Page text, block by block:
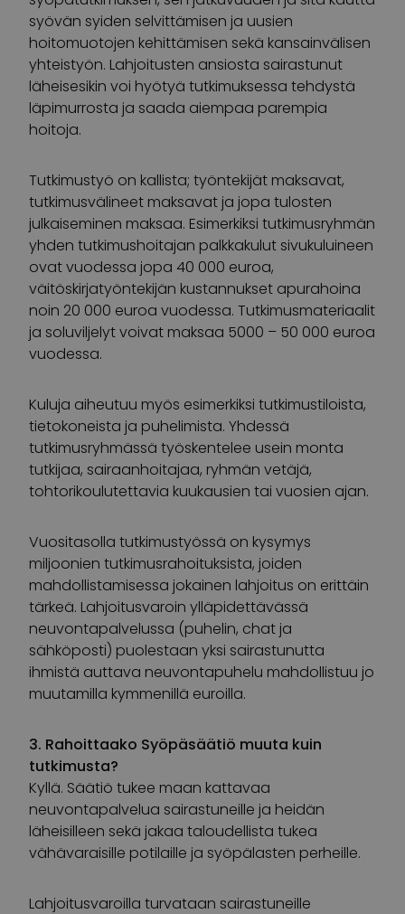
syövän syiden selvittämisen ja uusien
hoitomuotojen kehittämisen sekä kansainvälisen
yhteistyön. Lahjoitusten ansiosta sairastunut
läheisesikin voi hyötyä tutkimuksessa tehdystä
läpimurrosta ja saada aiempaa parempia
hoitoja.
Tutkimustyö on kallista; työntekijät maksavat,
tutkimusvälineet maksavat ja jopa tulosten
julkaiseminen maksaa. Esimerkiksi tutkimusryhmän
yhden tutkimushoitajan palkkakulut sivukuluineen
ovat vuodessa jopa 40 000 euroa,
väitöskirjatyöntekijän kustannukset apurahoina
noin 20 000 euroa vuodessa. Tutkimusmateriaalit
ja soluviljelyt voivat maksaa 5000 – 50 000 euroa
vuodessa.
Kuluja aiheutuu myös esimerkiksi tutkimustiloista,
tietokoneista ja puhelimista. Yhdessä
tutkimusryhmässä työskentelee usein monta
tutkijaa, sairaanhoitajaa, ryhmän vetäjä,
tohtorikoulutettavia kuukausien tai vuosien ajan.
Vuositasolla tutkimustyössä on kysymys
miljoonien tutkimusrahoituksista, joiden
mahdollistamisessa jokainen lahjoitus on erittäin
tärkeä. Lahjoitusvaroin ylläpidettävässä
neuvontapalvelussa (puhelin, chat ja
sähköposti) puolestaan yksi sairastunutta
ihmistä auttava neuvontapuhelu mahdollistuu jo
muutamilla kymmenillä euroilla.
3. Rahoittaako Syöpäsäätiö muuta kuin
tutkimusta?
Kyllä. Säätiö tukee maan kattavaa
neuvontapalvelua sairastuneille ja heidän
läheisilleen sekä jakaa taloudellista tukea
vähävaraisille potilaille ja syöpälasten perheille.
Lahjoitusvaroilla turvataan sairastuneille